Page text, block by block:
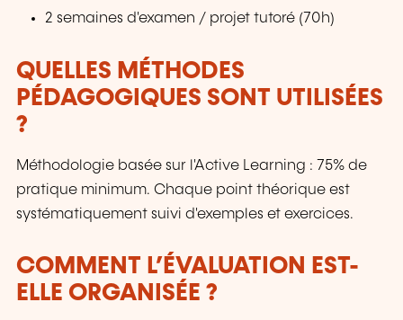
2 semaines d'examen / projet tutoré (70h)
QUELLES MÉTHODES
PÉDAGOGIQUES SONT UTILISÉES
?
Méthodologie basée sur l'Active Learning : 75% de
pratique minimum. Chaque point théorique est
systématiquement suivi d'exemples et exercices.
COMMENT L’ÉVALUATION EST-
ELLE ORGANISÉE ?